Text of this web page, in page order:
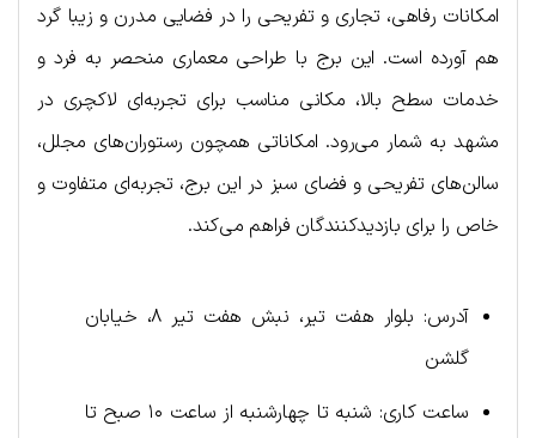
امکانات رفاهی، تجاری و تفریحی را در فضایی مدرن و زیبا گرد
هم آورده است. این برج با طراحی معماری منحصر به فرد و
خدمات سطح بالا، مکانی مناسب برای تجربه‌ای لاکچری در
مشهد به شمار می‌رود. امکاناتی همچون رستوران‌های مجلل،
سالن‌های تفریحی و فضای سبز در این برج، تجربه‌ای متفاوت و
خاص را برای بازدیدکنندگان فراهم می‌کند.
آدرس: بلوار هفت تیر، نبش هفت تیر ۸، خیابان
گلشن
ساعت کاری: شنبه تا چهارشنبه از ساعت ۱۰ صبح تا